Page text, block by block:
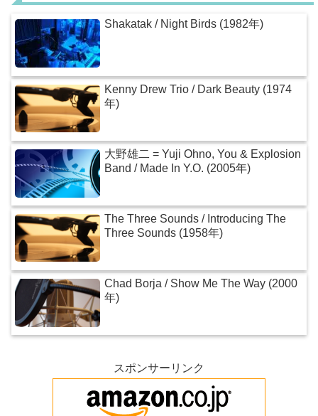
Shakatak / Night Birds (1982年)
Kenny Drew Trio / Dark Beauty (1974
年)
大野雄二 = Yuji Ohno, You & Explosion
Band / Made In Y.O. (2005年)
The Three Sounds / Introducing The
Three Sounds (1958年)
Chad Borja / Show Me The Way (2000
年)
スポンサーリンク